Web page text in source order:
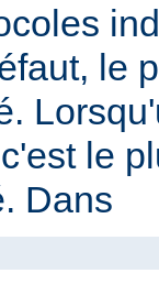
le
le
Dans